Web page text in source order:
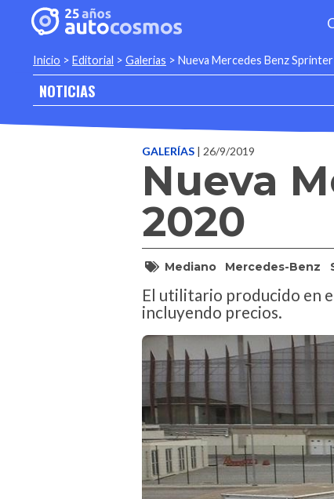
Inicio > Editorial > Galerias > Nueva Mercedes Benz
NOTICIAS
GALERÍAS | 26/9/2019
Nueva
2020
Mediano Mercedes-Benz
El utilitario producido en
incluyendo precios.